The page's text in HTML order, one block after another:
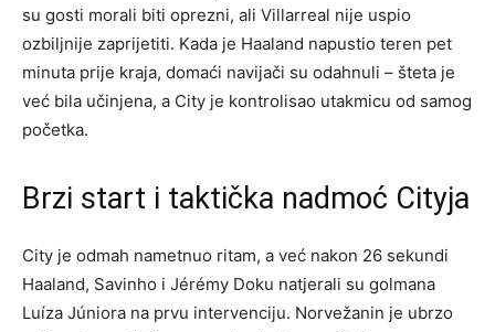
su gosti morali biti oprezni, ali Villarreal nije uspio
ozbiljnije zaprijetiti. Kada je Haaland napustio teren pet
minuta prije kraja, domaći navijači su odahnuli – šteta je
već bila učinjena, a City je kontrolisao utakmicu od samog
početka.
Brzi start i taktička nadmoć Cityja
City je odmah nametnuo ritam, a već nakon 26 sekundi
Haaland, Savinho i Jérémy Doku natjerali su golmana
Luíza Júniora na prvu intervenciju. Norvežanin je ubrzo